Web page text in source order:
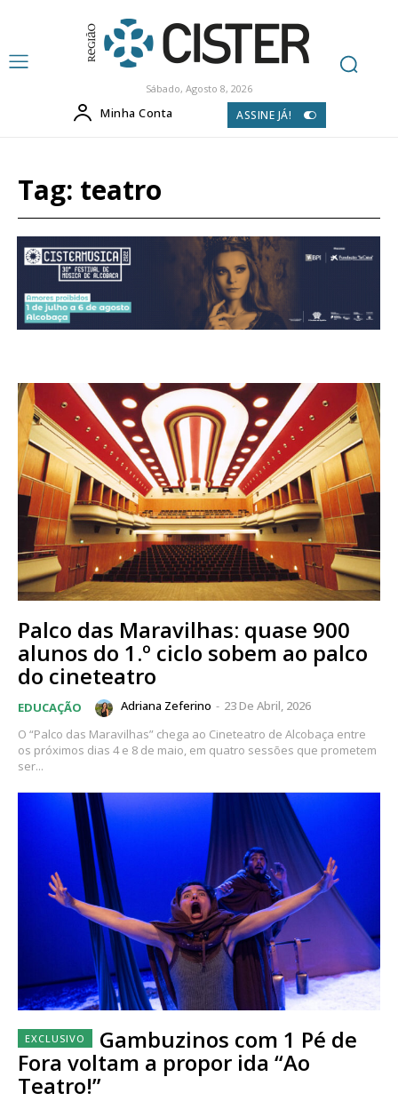
Sábado, Agosto 8, 2026
Minha Conta ASSINE JÁ!
Tag: teatro
Palco das Maravilhas: quase 900
alunos do 1.º ciclo sobem ao palco
do cineteatro
EDUCAÇÃO Adriana Zeferino - 23 De Abril, 2026
O “Palco das Maravilhas” chega ao Cineteatro de Alcobaça entre
os próximos dias 4 e 8 de maio, em quatro sessões que prometem
ser...
Gambuzinos com 1 Pé de
Fora voltam a propor ida “Ao
Teatro!”